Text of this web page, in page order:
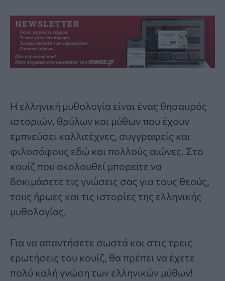
Η ελληνική μυθολογία είναι ένας θησαυρός
ιστοριών, θρύλων και μύθων που έχουν
εμπνεύσει καλλιτέχνες, συγγραφείς και
φιλοσόφους εδώ και πολλούς αιώνες. Στο
κουίζ που ακολουθεί μπορείτε να
δοκιμάσετε τις γνώσεις σας για τους θεούς,
τους ήρωες και τις ιστορίες της ελληνικής
μυθολογίας.
Για να απαντήσετε σωστά και στις τρεις
ερωτήσεις του κουίζ, θα πρέπει να έχετε
πολύ καλή γνώση των ελληνικών μύθων!